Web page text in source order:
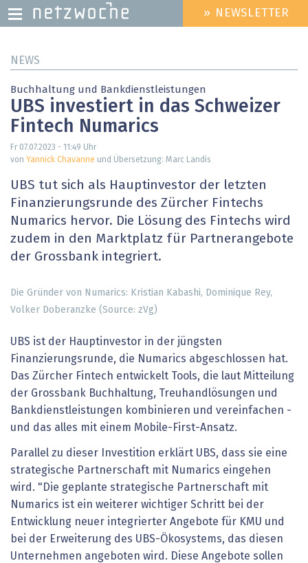
zum
HEADER
MENU
» NEWSLETTER
NEWS
Buchhaltung und Bankdienstleistungen
UBS investiert in das Schweizer
Fintech Numarics
Fr 07.07.2023 - 11:49 Uhr
von Yannick Chavanne und Übersetzung: Marc Landis
UBS tut sich als Hauptinvestor der letzten
Finanzierungsrunde des Zürcher Fintechs
Numarics hervor. Die Lösung des Fintechs wird
zudem in den Marktplatz für Partnerangebote
der Grossbank integriert.
Die Gründer von Numarics: Kristian Kabashi, Dominique Rey,
Volker Doberanzke (Source: zVg)
UBS ist der Hauptinvestor in der jüngsten
Finanzierungsrunde, die Numarics abgeschlossen hat.
Das Zürcher Fintech entwickelt Tools, die laut Mitteilung
der Grossbank Buchhaltung, Treuhandlösungen und
Bankdienstleistungen kombinieren und vereinfachen -
und das alles mit einem Mobile-First-Ansatz.
Parallel zu dieser Investition erklärt UBS, dass sie eine
strategische Partnerschaft mit Numarics eingehen
wird. "Die geplante strategische Partnerschaft mit
Numarics ist ein weiterer wichtiger Schritt bei der
Entwicklung neuer integrierter Angebote für KMU und
bei der Erweiterung des UBS-Ökosystems, das diesen
Unternehmen angeboten wird. Diese Angebote sollen